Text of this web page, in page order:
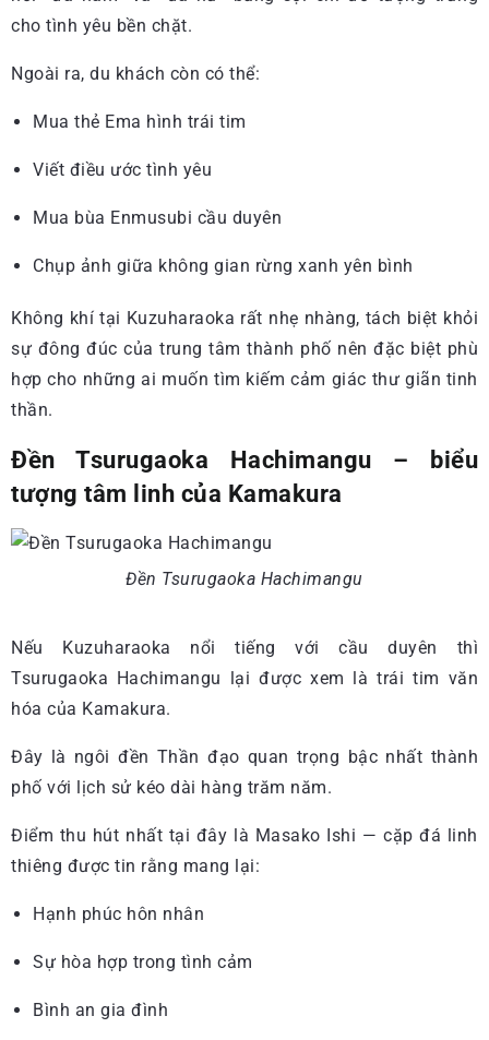
cho tình yêu bền chặt.
Ngoài ra, du khách còn có thể:
Mua thẻ Ema hình trái tim
Viết điều ước tình yêu
Mua bùa Enmusubi cầu duyên
Chụp ảnh giữa không gian rừng xanh yên bình
Không khí tại Kuzuharaoka rất nhẹ nhàng, tách biệt khỏi
sự đông đúc của trung tâm thành phố nên đặc biệt phù
hợp cho những ai muốn tìm kiếm cảm giác thư giãn tinh
thần.
Đền Tsurugaoka Hachimangu – biểu
tượng tâm linh của Kamakura
Đền Tsurugaoka Hachimangu
Nếu Kuzuharaoka nổi tiếng với cầu duyên thì
Tsurugaoka Hachimangu lại được xem là trái tim văn
hóa của Kamakura.
Đây là ngôi đền Thần đạo quan trọng bậc nhất thành
phố với lịch sử kéo dài hàng trăm năm.
Điểm thu hút nhất tại đây là Masako Ishi — cặp đá linh
thiêng được tin rằng mang lại:
Hạnh phúc hôn nhân
Sự hòa hợp trong tình cảm
Bình an gia đình